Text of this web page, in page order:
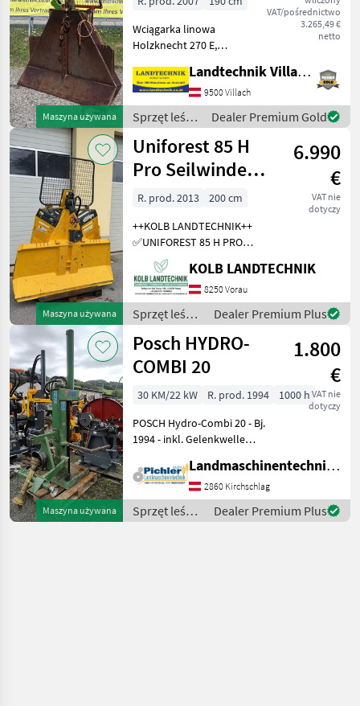
Maszyna używana
VAT/pośrednictwo
3.265,49 €
netto
Wciągarka linowa
Holzknecht 270 E,
uciągu 6 t, kratka ochronna,
4 ślizgacze linowe, hak
końcowy i wał przegubowy,
uchwyt na piłę łańcuch
Landtechnik Villach GmbH
9500 Villach
Sprzęt leśny
i do obróbki
drewna /
Holzknecht
Dealer Premium Gold
Maszyna używana
Uniforest 85 H
Pro Seilwinde
Funkseilwinde
6.990
€
VAT nie
dotyczy
R. prod. 2013
200 cm
++KOLB LANDTECHNIK++
✅UNIFOREST 85 H PRO
Funkseilwinde ✅8, 5t
Zugkraft ✅200cm
Schildbreite
✅hydraulischer Seilausstoß
✅inkl. TERRA Profi Funk -
Ziehen / Kurzl
KOLB LANDTECHNIK
8250 Vorau
Sprzęt leśny
i do obróbki
drewna /
Uniforest
Dealer Premium Plus
Maszyna używana
Posch HYDRO-
COMBI 20
1.800
€
VAT nie
dotyczy
30 KM/22 kW R. prod. 1994
1000 h
POSCH Hydro-Combi 20 - Bj.
1994 - inkl. Gelenkwelle
Zustand! Der Holzspalter
der Marke Posch, Modell
POSCH Hydro-Combi 20, ist
ein
Landmaschinentechnik Pichler GmbH
2860 Kirchschlag
Sprzęt leśny
i do obróbki
Dealer Premium Plus